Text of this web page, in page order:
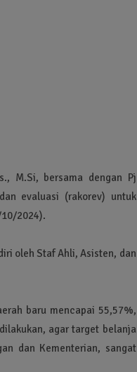
M.Si, bersama dengan Pj
evaluasi (rakorev) untuk
2024).
oleh Staf Ahli, Asisten, dan
baru mencapai 55,57%,
agar target belanja
dan Kementerian, sangat